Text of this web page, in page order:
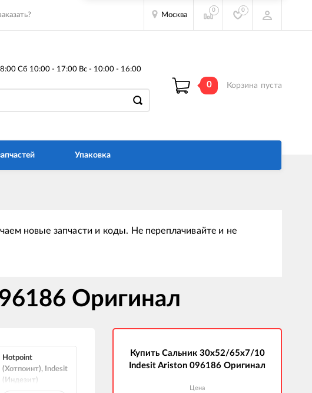
Москва
0 0
Сб 10:00 - 17:00 Вс - 10:00 - 16:00
0 Корзина пуста
Упаковка
новые запчасти и коды. Не переплачивайте и не
Оригинал
Hotpoint
(Хотпоинт), Indesit
(Индезит)
Купить Сальник 30x52/65x7/10
Indesit Ariston 096186 Оригинал
Цена